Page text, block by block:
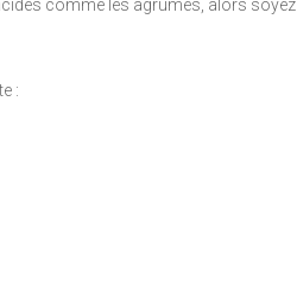
comme les agrumes, alors soyez
: